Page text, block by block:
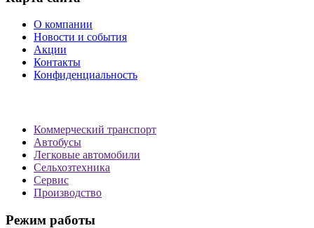
О компании
Новости и события
Акции
Контакты
Конфиденциальность
Коммерческий транспорт
Автобусы
Легковые автомобили
Сельхозтехника
Сервис
Производство
Режим работы